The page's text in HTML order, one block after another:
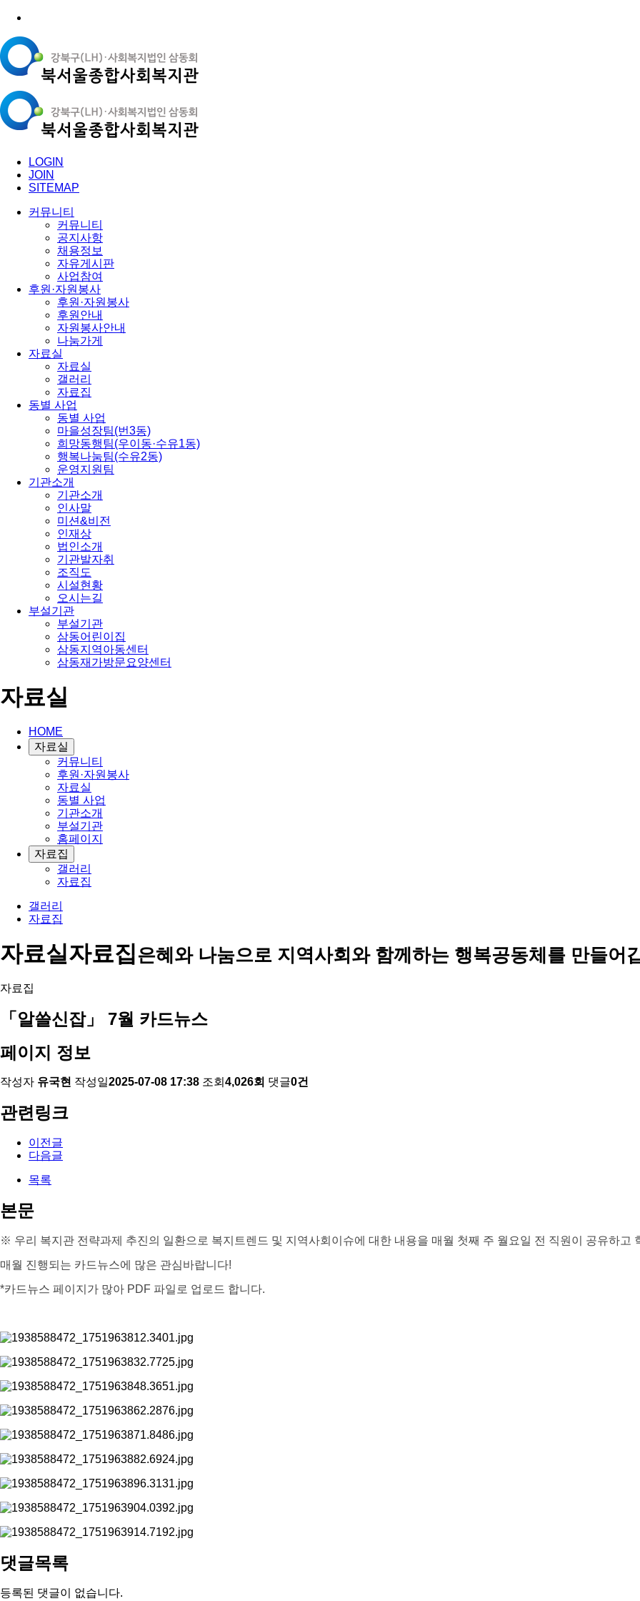
LOGIN
JOIN
SITEMAP
커뮤니티
커뮤니티
공지사항
채용정보
자유게시판
사업참여
후원·자원봉사
후원·자원봉사
후원안내
자원봉사안내
나눔가게
자료실
자료실
갤러리
자료집
동별 사업
동별 사업
마을성장팀(번3동)
희망동행팀(우이동·수유1동)
행복나눔팀(수유2동)
운영지원팀
기관소개
기관소개
인사말
미션&비전
인재상
법인소개
기관발자취
조직도
시설현황
오시는길
부설기관
부설기관
삼동어린이집
삼동지역아동센터
삼동재가방문요양센터
자료실
HOME
자료실
커뮤니티
후원·자원봉사
자료실
동별 사업
기관소개
부설기관
홈페이지
자료집
갤러리
자료집
갤러리
자료집
자료실자료집은혜와 나눔으로 지역사회와 함께하는 행복공동체를 만들어
자료집
「알쓸신잡」 7월 카드뉴스
페이지 정보
작성자 유국현 작성일2025-07-08 17:38 조회 4,026회 댓글0건
관련링크
이전글
다음글
목록
본문
※ 우리 복지관 전략과제 추진의 일환으로 복지트렌드 및 지역사회이슈에 대한 내용을 매월 첫째 주 월요일 전 직원이 공유하고
매월 진행되는 카드뉴스에 많은 관심바랍니다!
*카드뉴스 페이지가 많아 PDF 파일로 업로드 합니다.
댓글목록
등록된 댓글이 없습니다.